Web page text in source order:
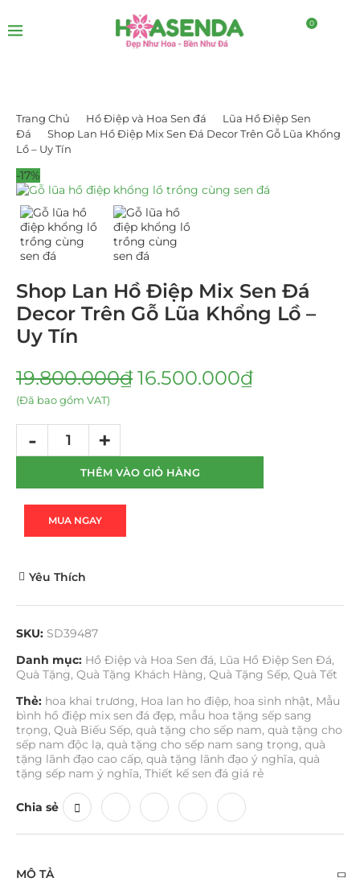
0
Trang Chủ Hồ Điệp và Hoa Sen đá
Lũa Hồ Điệp Sen
Đá
Shop Lan Hồ Điệp Mix Sen Đá Decor Trên Gỗ Lũa Khổng
Lồ – Uy Tín
-17%
Shop Lan Hồ Điệp Mix Sen Đá
Decor Trên Gỗ Lũa Khổng Lồ –
Uy Tín
19.800.000₫ 16.500.000₫
(Đã bao gồm VAT)
THÊM VÀO GIỎ HÀNG
MUA NGAY
Yêu Thích
SKU: SD39487
Danh mục: Hồ Điệp và Hoa Sen đá, Lũa Hồ Điệp Sen Đá,
Quà Tặng, Quà Tặng Khách Hàng, Quà Tặng Sếp, Quà Tết
Thẻ: hoa khai trương, Hoa lan ho điệp, hoa sinh nhật, Mẫu
bình hồ điệp mix sen đá đẹp, mẫu hoa tặng sếp sang
trọng, Quà Biếu Sếp, quà tặng cho sếp nam, quà tặng cho
sếp nam độc lạ, quà tặng cho sếp nam sang trọng, quà
tặng lãnh đạo cao cấp, quà tặng lãnh đạo ý nghĩa, quà
tặng sếp nam ý nghĩa, Thiết kế sen đá giá rẻ
Chia sẻ
MÔ TẢ